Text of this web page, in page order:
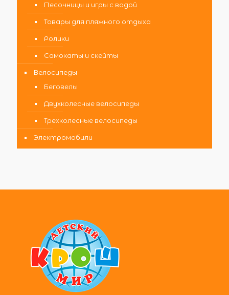
Песочницы и игры с водой
Товары для пляжного отдыха
Ролики
Самокаты и скейты
Велосипеды
Беговелы
Двухколесные велосипеды
Трехколесные велосипеды
Электромобили